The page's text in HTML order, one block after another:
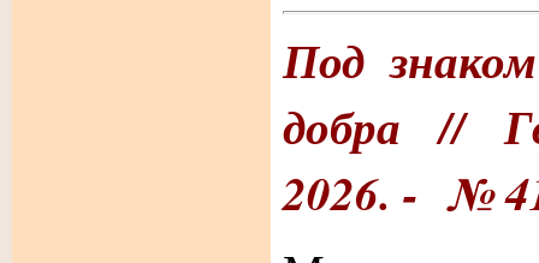
Под
добра //
2026. - №